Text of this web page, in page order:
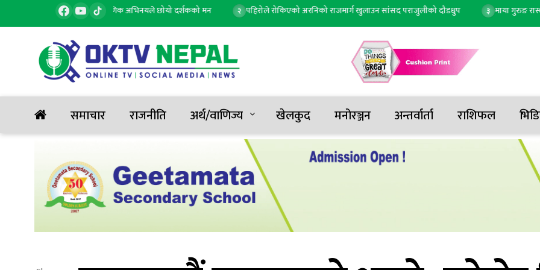
सुरज र लक्ष्मीको कारुणिक अभिनयले छोयो दर्शकको मन २ पहिरोले रोकिएको अरनिको राजमार्ग खुलाउन सांसद पराजुलीको दौडधुप ३ माया गुरुङ रास्वपा
समाचार राजनीति अर्थ/वाणिज्य खेलकुद मनोरञ्जन अन्तर्वार्ता राशिफल